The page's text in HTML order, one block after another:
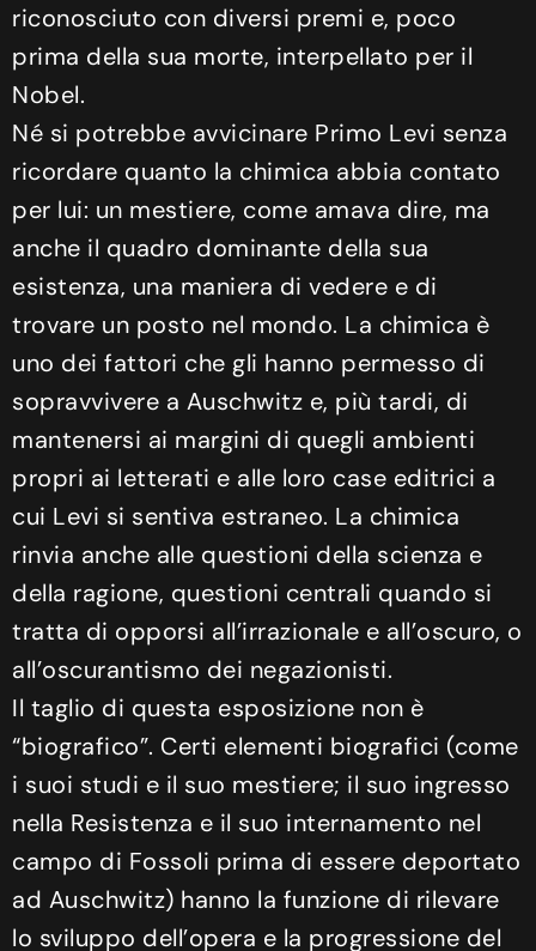
riconosciuto con diversi premi e, poco
prima della sua morte, interpellato per il
Nobel.
Né si potrebbe avvicinare Primo Levi senza
ricordare quanto la chimica abbia contato
per lui: un mestiere, come amava dire, ma
anche il quadro dominante della sua
esistenza, una maniera di vedere e di
trovare un posto nel mondo. La chimica è
uno dei fattori che gli hanno permesso di
sopravvivere a Auschwitz e, più tardi, di
mantenersi ai margini di quegli ambienti
propri ai letterati e alle loro case editrici a
cui Levi si sentiva estraneo. La chimica
rinvia anche alle questioni della scienza e
della ragione, questioni centrali quando si
tratta di opporsi all’irrazionale e all’oscuro, o
all’oscurantismo dei negazionisti.
Il taglio di questa esposizione non è
“biografico”. Certi elementi biografici (come
i suoi studi e il suo mestiere; il suo ingresso
nella Resistenza e il suo internamento nel
campo di Fossoli prima di essere deportato
ad Auschwitz) hanno la funzione di rilevare
lo sviluppo dell’opera e la progressione del